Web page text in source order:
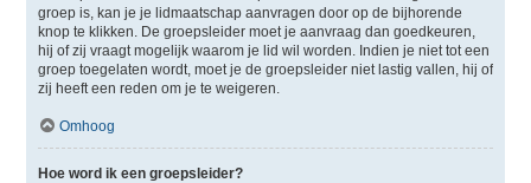
groep is, kan je je lidmaatschap aanvragen door op de bijhorende
knop te klikken. De groepsleider moet je aanvraag dan goedkeuren,
hij of zij vraagt mogelijk waarom je lid wil worden. Indien je niet tot een
groep toegelaten wordt, moet je de groepsleider niet lastig vallen, hij of
zij heeft een reden om je te weigeren.
Omhoog
Hoe word ik een groepsleider?